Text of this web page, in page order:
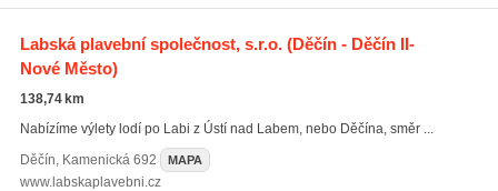
Labská plavební společnost, s.r.o.(Děčín - Děčín II-
Nové Město)
138,74 km
Nabízíme výlety lodí po Labi z Ústí nad Labem, nebo Děčína, směr ...
Děčín, Kamenická 692 MAPA
www.labskaplavebni.cz